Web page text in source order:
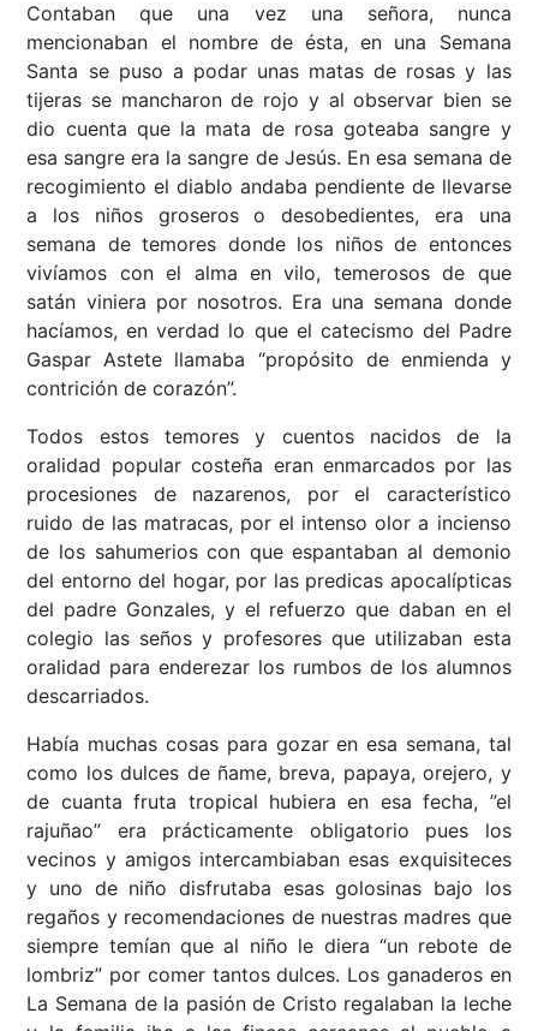
Contaban que una vez una señora, nunca
mencionaban el nombre de ésta, en una Semana
Santa se puso a podar unas matas de rosas y las
tijeras se mancharon de rojo y al observar bien se
dio cuenta que la mata de rosa goteaba sangre y
esa sangre era la sangre de Jesús. En esa semana de
recogimiento el diablo andaba pendiente de llevarse
a los niños groseros o desobedientes, era una
semana de temores donde los niños de entonces
vivíamos con el alma en vilo, temerosos de que
satán viniera por nosotros. Era una semana donde
hacíamos, en verdad lo que el catecismo del Padre
Gaspar Astete llamaba “propósito de enmienda y
contrición de corazón”.
Todos estos temores y cuentos nacidos de la
oralidad popular costeña eran enmarcados por las
procesiones de nazarenos, por el característico
ruido de las matracas, por el intenso olor a incienso
de los sahumerios con que espantaban al demonio
del entorno del hogar, por las predicas apocalípticas
del padre Gonzales, y el refuerzo que daban en el
colegio las seños y profesores que utilizaban esta
oralidad para enderezar los rumbos de los alumnos
descarriados.
Había muchas cosas para gozar en esa semana, tal
como los dulces de ñame, breva, papaya, orejero, y
de cuanta fruta tropical hubiera en esa fecha, ”el
rajuñao” era prácticamente obligatorio pues los
vecinos y amigos intercambiaban esas exquisiteces
y uno de niño disfrutaba esas golosinas bajo los
regaños y recomendaciones de nuestras madres que
siempre temían que al niño le diera “un rebote de
lombriz” por comer tantos dulces. Los ganaderos en
La Semana de la pasión de Cristo regalaban la leche